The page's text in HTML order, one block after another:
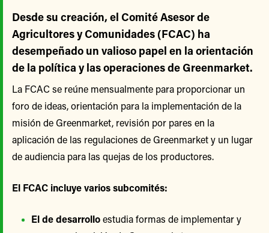
Desde su creación, el Comité Asesor de
Agricultores y Comunidades (FCAC) ha
desempeñado un valioso papel en la orientación
de la política y las operaciones de Greenmarket.
La FCAC se reúne mensualmente para proporcionar un
foro de ideas, orientación para la implementación de la
misión de Greenmarket, revisión por pares en la
aplicación de las regulaciones de Greenmarket y un lugar
de audiencia para las quejas de los productores.
El FCAC incluye varios subcomités:
El de desarrolloestudia formas de implementar y